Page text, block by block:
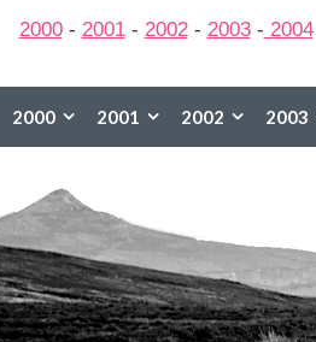
2000- 2001- 2002- 2003- 2004
2000 2001 2002 2003